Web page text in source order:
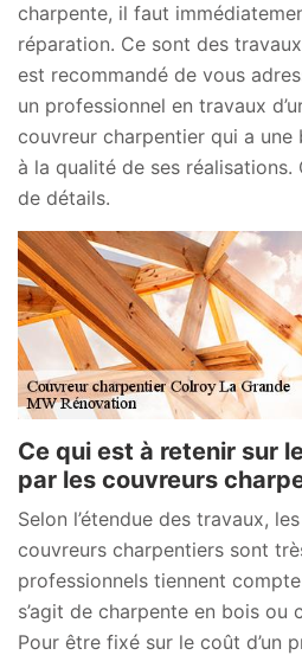
charpente, il faut
réparation. Ce sont des
est recommandé de vous
un professionnel en travaux
couvreur charpentier qui a
à la qualité de ses
de détails.
Ce qui est à retenir sur
par les couvreurs
Selon l’étendue des travaux,
couvreurs charpentiers sont
professionnels tiennent compte
s’agit de charpente en bois ou
Pour être fixé sur le coût d’un